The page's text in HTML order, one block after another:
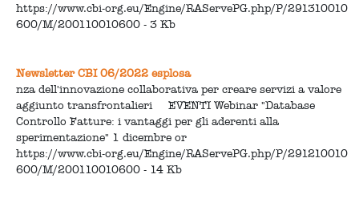
https://www.cbi-org.eu/Engine/RAServePG.php/P/291310010
600/M/200110010600 - 3 Kb
Newsletter CBI 06/2022 esplosa
nza dell'innovazione collaborativa per creare servizi a valore
aggiunto transfrontalieri EVENTI Webinar "Database
Controllo Fatture: i vantaggi per gli aderenti alla
sperimentazione" 1 dicembre or
https://www.cbi-org.eu/Engine/RAServePG.php/P/291210010
600/M/200110010600 - 14 Kb